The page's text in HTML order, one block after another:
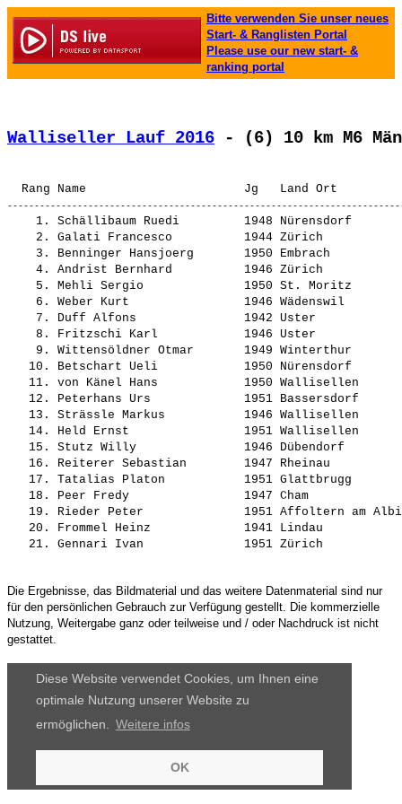
Diese Website verwendet Cookies, um Ihnen eine
optimale Nutzung unserer Website zu
ermöglichen.
Weitere infos
OK
Bitte verwenden Sie unser neues
Start- & Ranglisten Portal
Please use our new start- &
ranking portal
Walliseller Lauf 2016 - (6) 10 km M6
    1.
Schällibaum Ruedi
1948 Nürensdorf
    2.
Galati Francesco
1944 Zürich
    3.
Benninger Hansjoerg
1950 Embrach
    4.
Andrist Bernhard
1946 Zürich
    5.
Mehli Sergio
1950 St. Moritz
    6.
Weber Kurt
1946 Wädenswil
    7.
Duff Alfons
1942 Uster
    8.
Fritzschi Karl
1946 Uster
    9.
Wittensöldner Otmar
1949 Winterthur
   10.
Betschart Ueli
1950 Nürensdorf
   11.
von Känel Hans
1950 Wallisellen
   12.
Peterhans Urs
1951 Bassersdorf
   13.
Strässle Markus
1946 Wallisellen
   14.
Held Ernst
1951 Wallisellen
   15.
Stutz Willy
1946 Dübendorf
   16.
Reiterer Sebastian
1947 Rheinau
   17.
Tatalias Platon
1951 Glattbrugg
   18.
Peer Fredy
1947 Cham
   19.
Rieder Peter
1951 Affoltern am
   20.
Frommel Heinz
1941 Lindau
   21.
Gennari Ivan
Die Ergebnisse, das Bildmaterial und das weitere Datenmaterial sind nur
für den persönlichen Gebrauch zur Verfügung gestellt. Die kommerzielle
Nutzung, Weitergabe ganz oder teilweise und / oder Nachdruck ist nicht
gestattet.